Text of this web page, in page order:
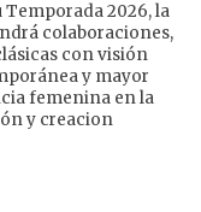
Temporada 2026, la
colaboraciones,
con visión
y mayor
femenina en la
y creacion